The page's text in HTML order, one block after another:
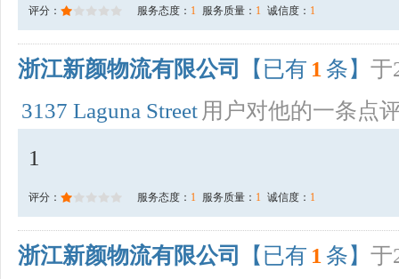
评分： 服务态度： 1 服务质量： 1 诚信度： 1
浙江新颜物流有限公司 【已有 1 条】 于
3137 Laguna Street 用户对他的一条点
1
评分： 服务态度： 1 服务质量： 1 诚信度： 1
浙江新颜物流有限公司 【已有 1 条】 于